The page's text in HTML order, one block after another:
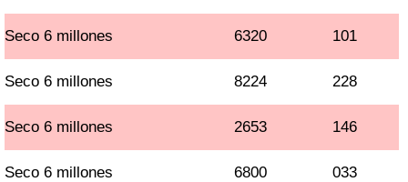
Seco 6 millones 6320 101
Seco 6 millones 8224 228
Seco 6 millones 2653 146
Seco 6 millones 6800 033